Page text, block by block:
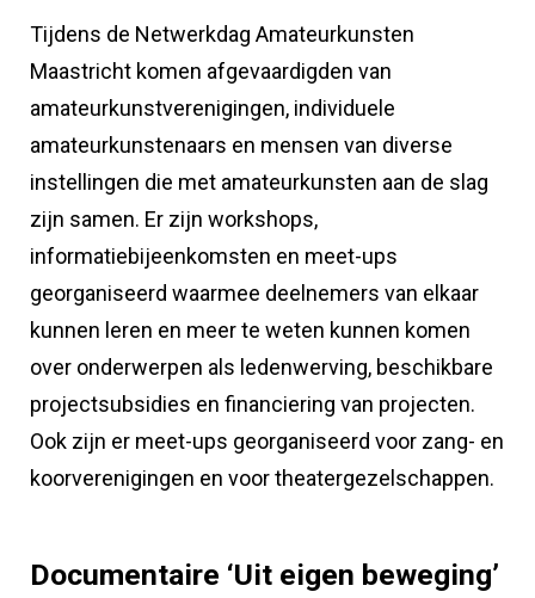
Tijdens de Netwerkdag Amateurkunsten
Maastricht komen afgevaardigden van
amateurkunstverenigingen, individuele
amateurkunstenaars en mensen van diverse
instellingen die met amateurkunsten aan de slag
zijn samen. Er zijn workshops,
informatiebijeenkomsten en meet-ups
georganiseerd waarmee deelnemers van elkaar
kunnen leren en meer te weten kunnen komen
over onderwerpen als ledenwerving, beschikbare
projectsubsidies en financiering van projecten.
Ook zijn er meet-ups georganiseerd voor zang- en
koorverenigingen en voor theatergezelschappen.
Documentaire ‘Uit eigen beweging’